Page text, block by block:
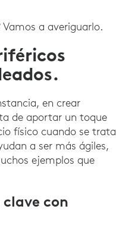
a averiguarlo.
en crear
de aportar un toque
físico cuando se trata
a ser más ágiles,
ejemplos que
con